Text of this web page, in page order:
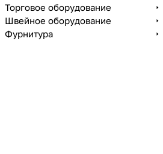
Торговое оборудование
Швейное оборудование
Фурнитура